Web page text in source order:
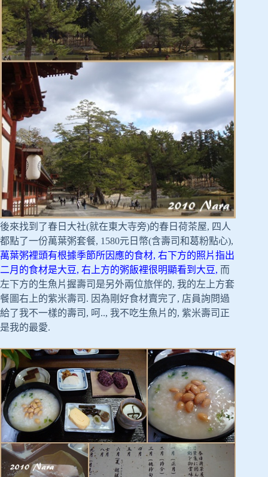
後來找到了春日大社(就在東大寺旁)的春日荷茶屋, 四人
都點了一份萬葉粥套餐, 1580元日幣(含壽司和葛粉點心),
萬葉粥裡頭有根據季節所因應的食材, 右下方的照片指出
二月的食材是大豆, 右上方的粥飯裡很明顯看到大豆, 而
左下方的生魚片握壽司是另外兩位旅伴的, 我的左上方套
餐圖右上的紫米壽司. 因為剛好食材賣完了, 店員詢問過
給了我不一樣的壽司, 呵.., 我不吃生魚片的, 紫米壽司正
是我的最愛.